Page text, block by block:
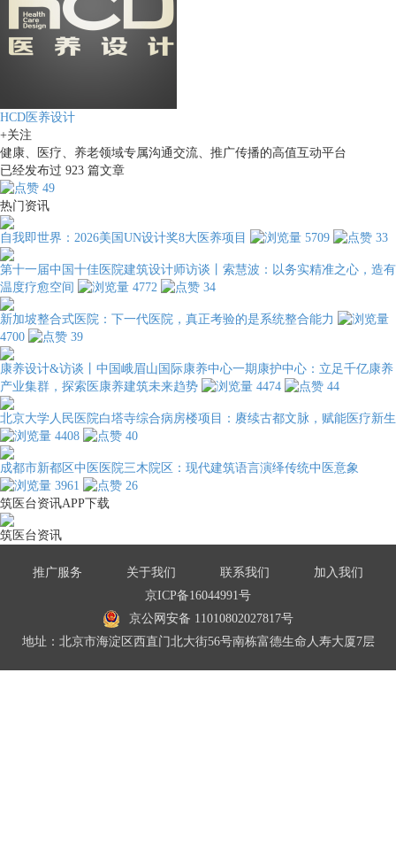
HCD医养设计
+关注
健康、医疗、养老领域专属沟通交流、推广传播的高值互动平台
已经发布过 923 篇文章
49
热门资讯
自我即世界：2026美国UN设计奖8大医养项目 5709 33
第十一届中国十佳医院建筑设计师访谈丨索慧波：以务实精准之心，造有
温度疗愈空间
4772 34
新加坡整合式医院：下一代医院，真正考验的是系统整合能力
4700
39
康养设计&访谈丨中国峨眉山国际康养中心一期康护中心：立足千亿康养
产业集群，探索医康养建筑未来趋势
4474 44
北京大学人民医院白塔寺综合病房楼项目：赓续古都文脉，赋能医疗新生
4408
40
成都市新都区中医医院三木院区：现代建筑语言演绎传统中医意象
3961
26
筑医台资讯APP下载
筑医台资讯
推广服务 关于我们 联系我们
加入我们
京ICP备16044991号
京公网安备 11010802027817号
地址：北京市海淀区西直门北大街56号南栋富德生命人寿大厦7层